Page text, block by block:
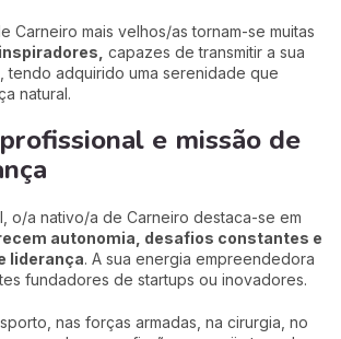
Carneiro mais velhos/as tornam-se muitas
capazes de transmitir a sua
tendo adquirido uma serenidade que
natural.
e missão de
o/a nativo/a de Carneiro destaca-se em
autonomia, desafios constantes e
liderança. A sua energia empreendedora
fundadores de startups ou inovadores.
nas forças armadas, na cirurgia, no